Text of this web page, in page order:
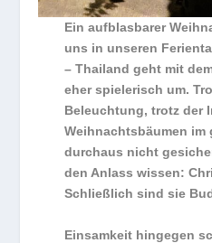
Ein aufblasbarer
uns in unseren
– Thailand geht mit
eher spielerisch um.
Beleuchtung, trotz der
Weihnachtsbäumen im
durchaus nicht
den Anlass wissen:
Schließlich sind sie
Einsamkeit hingegen